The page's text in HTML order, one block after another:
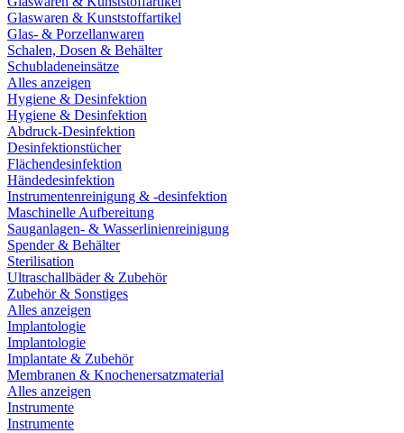
Glaswaren & Kunststoffartikel
Glas- & Porzellanwaren
Schalen, Dosen & Behälter
Schubladeneinsätze
Alles anzeigen
Hygiene & Desinfektion
Hygiene & Desinfektion
Abdruck-Desinfektion
Desinfektionstücher
Flächendesinfektion
Händedesinfektion
Instrumentenreinigung & -desinfektion
Maschinelle Aufbereitung
Sauganlagen- & Wasserlinienreinigung
Spender & Behälter
Sterilisation
Ultraschallbäder & Zubehör
Zubehör & Sonstiges
Alles anzeigen
Implantologie
Implantologie
Implantate & Zubehör
Membranen & Knochenersatzmaterial
Alles anzeigen
Instrumente
Instrumente